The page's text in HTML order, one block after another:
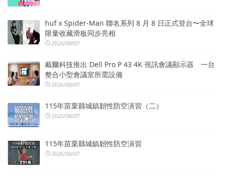
huf x Spider-Man 聯名系列 8 月 8 日正式登台〜全球
限量收藏滑板同步亮相
2026/08/07
戴爾科技推出 Dell Pro P 43 4K 視訊會議顯示器 一台
整合小型會議室所需設備
2026/08/07
115年苗栗縣城鎮韌性防空演習（二）
2026/08/07
115年苗栗縣城鎮韌性防空演習
2026/08/07